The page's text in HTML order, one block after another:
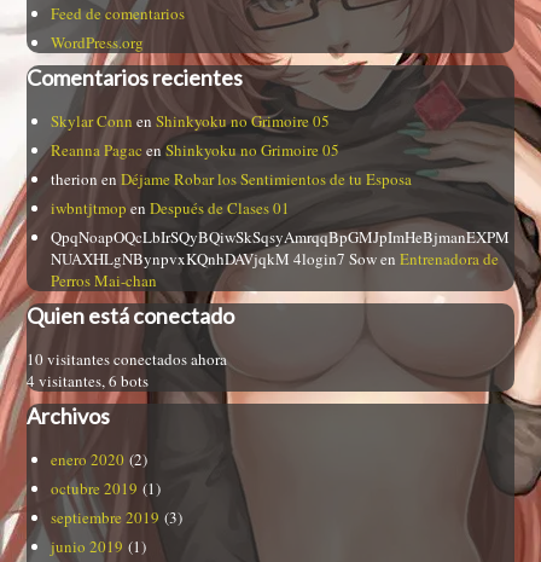
Feed de comentarios
WordPress.org
Comentarios recientes
Skylar Conn enShinkyoku no Grimoire 05
Reanna Pagac enShinkyoku no Grimoire 05
therion enDéjame Robar los Sentimientos de tu Esposa
iwbntjtmop enDespués de Clases 01
QpqNoapOQcLbIrSQyBQiwSkSqsyAmrqqBpGMJpImHeBjmanEXPM
NUAXHLgNBynpvxKQnhDAVjqkM 4login7 SowenEntrenadora de
Perros Mai-chan
Quien está conectado
10 visitantes conectados ahora
4 visitantes,6 bots
Archivos
enero 2020 (2)
octubre 2019 (1)
septiembre 2019 (3)
junio 2019 (1)